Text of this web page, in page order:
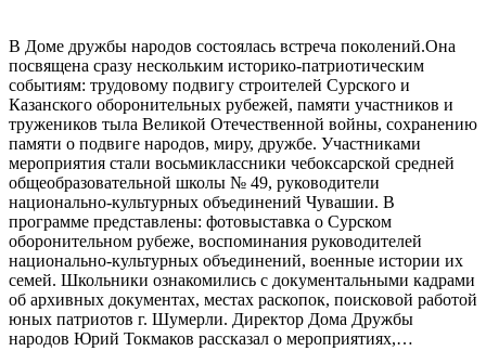
В Доме дружбы народов состоялась встреча поколений.Она
посвящена сразу нескольким историко-патриотическим
событиям: трудовому подвигу строителей Сурского и
Казанского оборонительных рубежей, памяти участников и
тружеников тыла Великой Отечественной войны, сохранению
памяти о подвиге народов, миру, дружбе. Участниками
мероприятия стали восьмиклассники чебоксарской средней
общеобразовательной школы № 49, руководители
национально-культурных объединений Чувашии. В
программе представлены: фотовыставка о Сурском
оборонительном рубеже, воспоминания руководителей
национально-культурных объединений, военные истории их
семей. Школьники ознакомились с документальными кадрами
об архивных документах, местах раскопок, поисковой работой
юных патриотов г. Шумерли. Директор Дома Дружбы
народов Юрий Токмаков рассказал о мероприятиях,…